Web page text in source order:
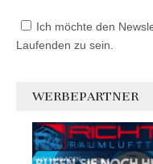
Ich möchte den
Laufenden zu sein.
WERBEPARTNER